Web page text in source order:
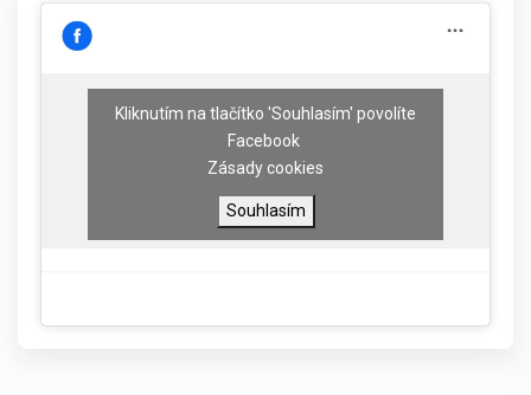
Kliknutím na tlačítko 'Souhlasím' povolíte
Facebook
Zásady cookies
Souhlasím